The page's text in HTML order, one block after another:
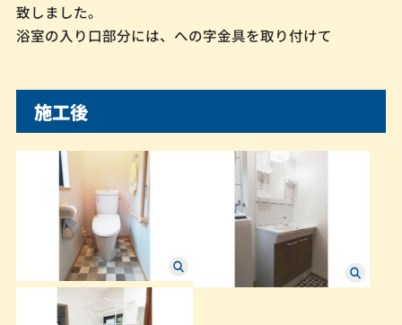
致しました。
浴室の入り口部分には、への字金具を取り付けて
施工後